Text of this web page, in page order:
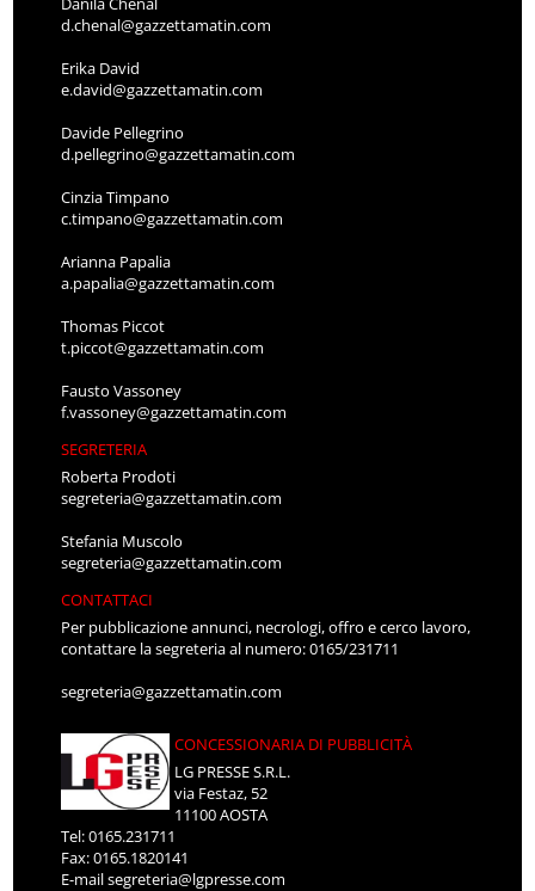
d.chenal@gazzettamatin.com
Erika David
e.david@gazzettamatin.com
Davide Pellegrino
d.pellegrino@gazzettamatin.com
Cinzia Timpano
c.timpano@gazzettamatin.com
Arianna Papalia
a.papalia@gazzettamatin.com
Thomas Piccot
t.piccot@gazzettamatin.com
Fausto Vassoney
f.vassoney@gazzettamatin.com
SEGRETERIA
Roberta Prodoti
segreteria@gazzettamatin.com
Stefania Muscolo
segreteria@gazzettamatin.com
CONTATTACI
Per pubblicazione annunci, necrologi, offro e cerco lavoro,
contattare la segreteria al numero: 0165/231711
segreteria@gazzettamatin.com
CONCESSIONARIA DI PUBBLICITÀ
LG PRESSE S.R.L.
via Festaz, 52
11100 AOSTA
Tel: 0165.231711
Fax: 0165.1820141
E-mailsegreteria@lgpresse.com